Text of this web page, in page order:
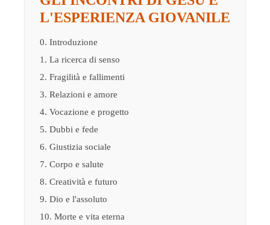
L'ESPERIENZA GIOVANILE
0. Introduzione
1. La ricerca di senso
2. Fragilità e fallimenti
3. Relazioni e amore
4. Vocazione e progetto
5. Dubbi e fede
6. Giustizia sociale
7. Corpo e salute
8. Creatività e futuro
9. Dio e l'assoluto
10. Morte e vita eterna